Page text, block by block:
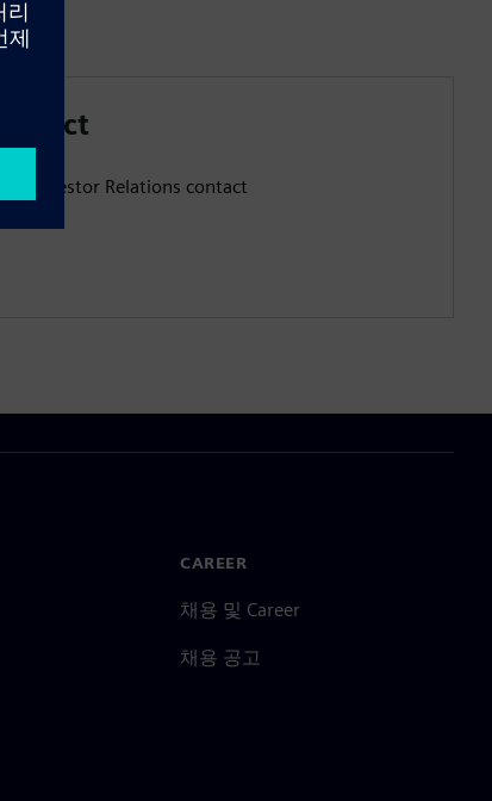
Investor Relations contact
CAREER
채용 및 Career
채용 공고